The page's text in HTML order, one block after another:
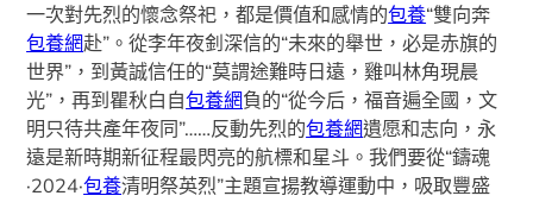
一次對先烈的懷念祭祀，都是價值和感情的包養“雙向奔
包養網赴”。從李年夜釗深信的“未來的舉世，必是赤旗的
世界”，到黃誠信任的“莫謂途難時日遠，雞叫林角現晨
光”，再到瞿秋白自包養網負的“從今后，福音遍全國，文
明只待共產年夜同”……反動先烈的包養網遺愿和志向，永
遠是新時期新征程最閃亮的航標和星斗。我們要從“鑄魂
·2024·包養清明祭英烈”主題宣揚教導運動中，吸取豐盛